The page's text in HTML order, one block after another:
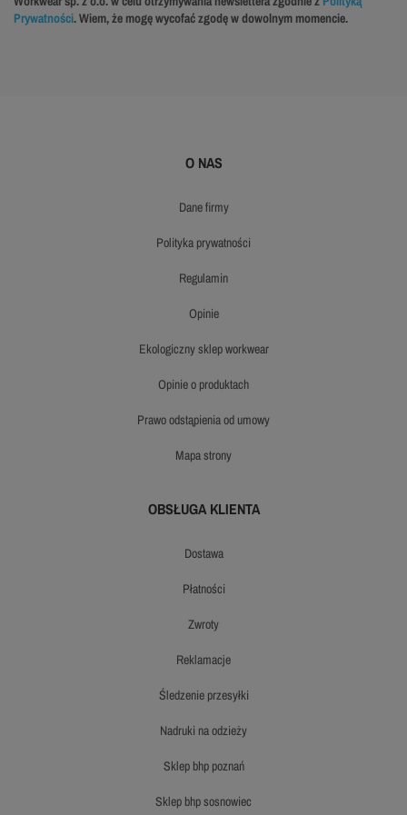
Prywatności. Wiem, że mogę wycofać zgodę w dowolnym momencie.
O NAS
dane firmy
polityka prywatności
regulamin
opinie
ekologiczny sklep workwear
opinie o produktach
prawo odstąpienia od umowy
mapa strony
OBSŁUGA KLIENTA
dostawa
płatności
zwroty
reklamacje
śledzenie przesyłki
nadruki na odzieży
sklep bhp poznań
sklep bhp sosnowiec